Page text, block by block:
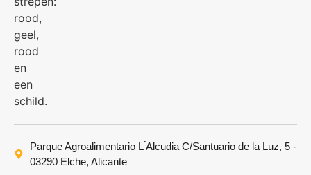
Parque Agroalimentario L ́Alcudia C/Santuario de la Luz, 5 -
03290 Elche, Alicante